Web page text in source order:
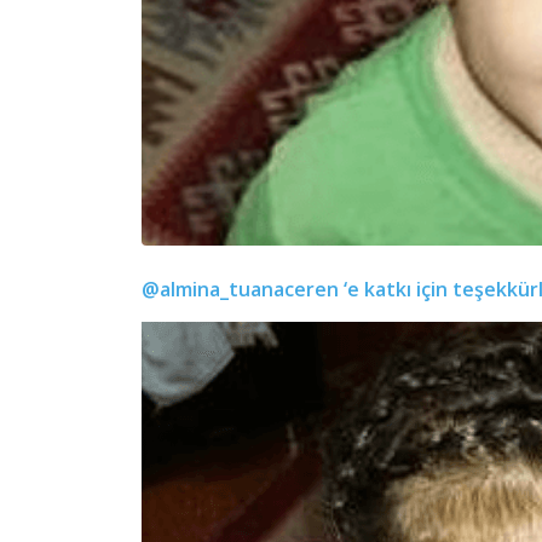
@almina_tuanaceren ‘e katkı için